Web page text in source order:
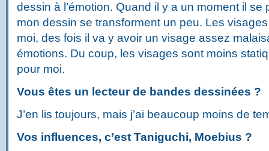
dessin à l’émotion. Quand il y a un moment il
mon dessin se transforment un peu. Les
moi, des fois il va y avoir un visage assez
émotions. Du coup, les visages sont moins
pour moi.
Vous êtes un lecteur de bandes dessinées ?
J’en lis toujours, mais j’ai beaucoup moins de
Vos influences, c’est Taniguchi, Moebius ?